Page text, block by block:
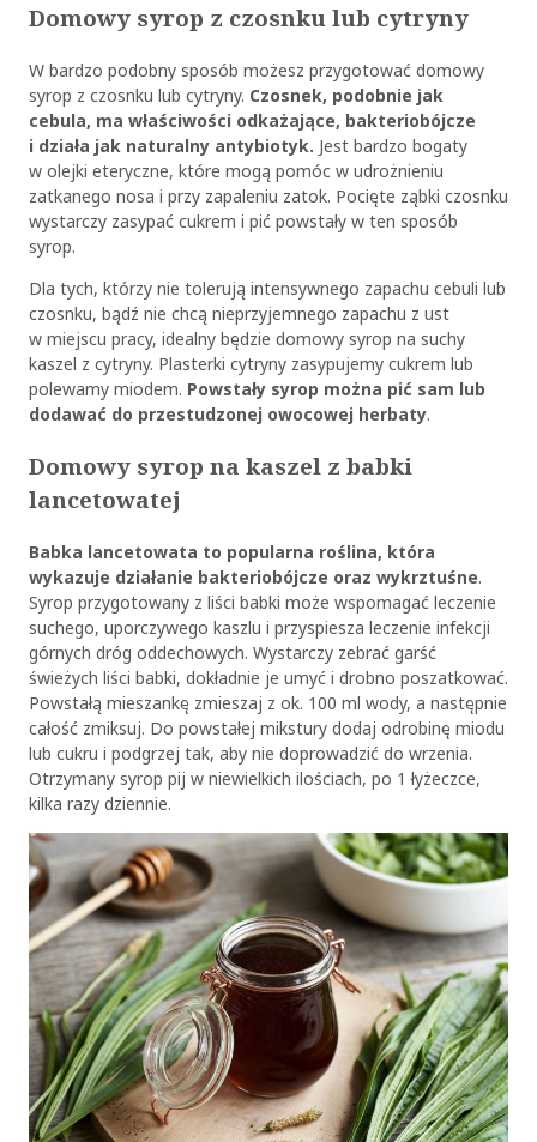
Domowy syrop z czosnku lub cytryny
W bardzo podobny sposób możesz przygotować domowy
syrop z czosnku lub cytryny. Czosnek, podobnie jak
cebula, ma właściwości odkażające, bakteriobójcze
i działa jak naturalny antybiotyk. Jest bardzo bogaty
w olejki eteryczne, które mogą pomóc w udrożnieniu
zatkanego nosa i przy zapaleniu zatok. Pocięte ząbki czosnku
wystarczy zasypać cukrem i pić powstały w ten sposób
syrop.
Dla tych, którzy nie tolerują intensywnego zapachu cebuli lub
czosnku, bądź nie chcą nieprzyjemnego zapachu z ust
w miejscu pracy, idealny będzie domowy syrop na suchy
kaszel z cytryny. Plasterki cytryny zasypujemy cukrem lub
polewamy miodem. Powstały syrop można pić sam lub
dodawać do przestudzonej owocowej herbaty.
Domowy syrop na kaszelz babki
lancetowatej
Babka lancetowata to popularna roślina, która
wykazuje działanie bakteriobójcze oraz wykrztuśne.
Syrop przygotowany z liści babki może wspomagać leczenie
suchego, uporczywego kaszlu i przyspiesza leczenie infekcji
górnych dróg oddechowych. Wystarczy zebrać garść
świeżych liści babki, dokładnie je umyć i drobno poszatkować.
Powstałą mieszankę zmieszaj z ok. 100 ml wody, a następnie
całość zmiksuj. Do powstałej mikstury dodaj odrobinę miodu
lub cukru i podgrzej tak, aby nie doprowadzić do wrzenia.
Otrzymany syrop pij w niewielkich ilościach, po 1 łyżeczce,
kilka razy dziennie.